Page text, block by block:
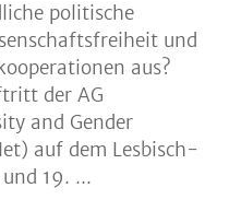
politische
und
aus?
der AG
and Gender
auf dem Lesbisch-
19. ...